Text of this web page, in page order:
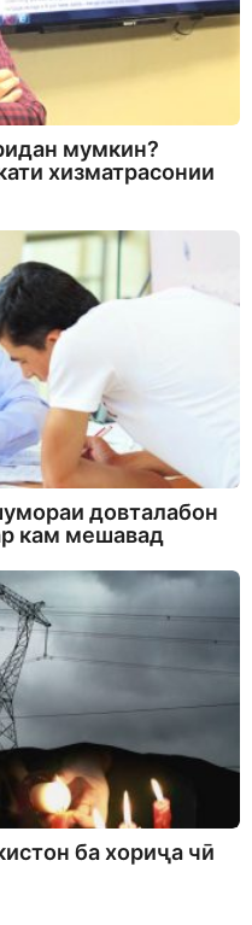
мумкин?
хизматрасонии
довталабон
кам мешавад
ба хориҷа чӣ